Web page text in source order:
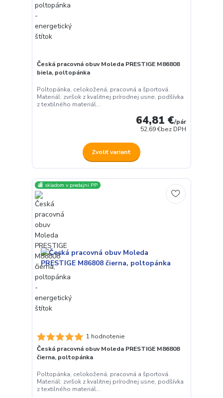
Česká pracovná obuv Moleda PRESTIGE M86808
biela, poltopánka
Poltopánka, celokožená, pracovná a športová.
Materiál: zvršok z kvalitnej prírodnej usne, podšívka
z textilného materiál...
64,81 €/pár
52,69 €bez DPH
Zvoliť variant
🏬 skladom v predajni PP
1 hodnotenie
Česká pracovná obuv Moleda PRESTIGE M86808
čierna, poltopánka
Poltopánka, celokožená, pracovná a športová.
Materiál: zvršok z kvalitnej prírodnej usne, podšívka
z textilného materiál...